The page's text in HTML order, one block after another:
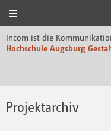
Incom ist die
Hochschule Augsburg
Projektarchiv